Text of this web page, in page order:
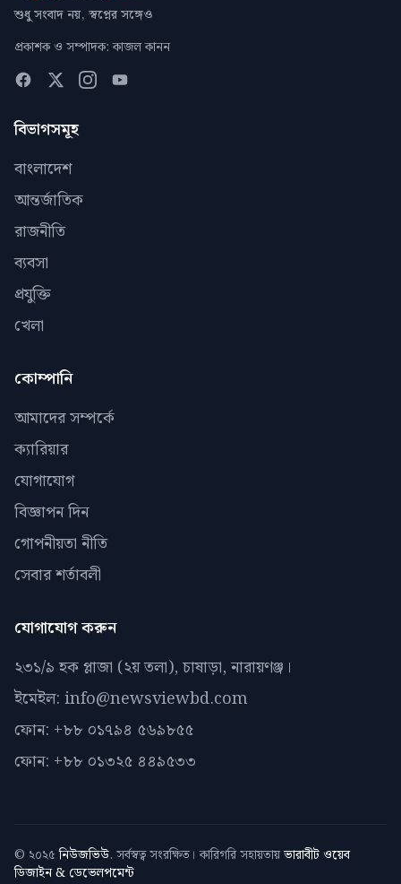
শুধু সংবাদ নয়, স্বপ্নের সঙ্গেও
প্রকাশক ও সম্পাদক: কাজল কানন
বিভাগসমূহ
বাংলাদেশ
আন্তর্জাতিক
রাজনীতি
ব্যবসা
প্রযুক্তি
খেলা
কোম্পানি
আমাদের সম্পর্কে
ক্যারিয়ার
যোগাযোগ
বিজ্ঞাপন দিন
গোপনীয়তা নীতি
সেবার শর্তাবলী
যোগাযোগ করুন
২৩১/৯ হক প্লাজা (২য় তলা), চাষাড়া, নারায়ণঞ্জ।
ইমেইল: info@newsviewbd.com
ফোন: +৮৮ ০১৭৯৪ ৫৬৯৮৫৫
ফোন: +৮৮ ০১৩২৫ ৪৪৯৫৩৩
© ২০২৫ নিউজভিউ. সর্বস্বত্ব সংরক্ষিত। কারিগরি সহায়তায়ভারাবীট ওয়েব
ডিজাইন & ডেভেলপমেন্ট